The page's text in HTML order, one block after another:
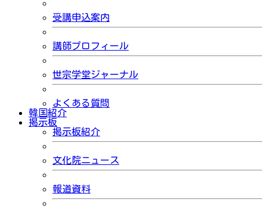
受講申込案内
講師プロフィール
世宗学堂ジャーナル
よくある質問
韓国紹介
掲示板
掲示板紹介
文化院ニュース
報道資料